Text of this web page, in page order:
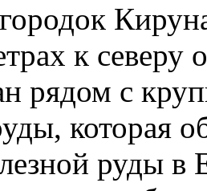
к северу
рядом с
которая
руды в